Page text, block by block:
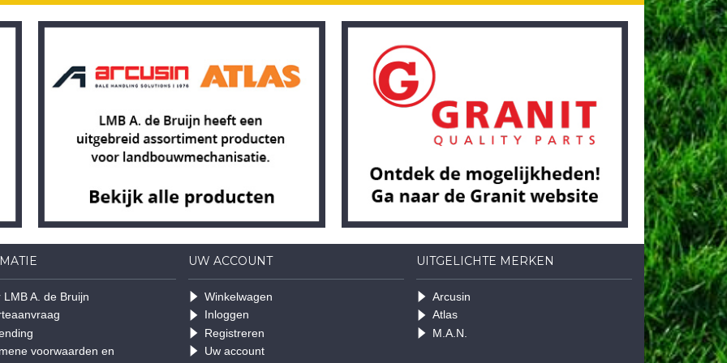
LMB A. de Bruijn
voorwaarden en
UW ACCOUNT
Winkelwagen
Inloggen
Registreren
Uw account
UITGELICHTE MERKEN
Arcusin
Atlas
M.A.N.